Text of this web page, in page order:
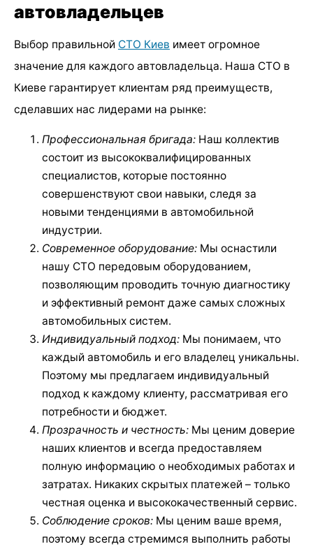
автовладельцев
Выбор правильной СТО Киев имеет огромное
значение для каждого автовладельца. Наша СТО в
Киеве гарантирует клиентам ряд преимуществ,
сделавших нас лидерами на рынке:
Профессиональная бригада: Наш коллектив
состоит из высококвалифицированных
специалистов, которые постоянно
совершенствуют свои навыки, следя за
новыми тенденциями в автомобильной
индустрии.
Современное оборудование: Мы оснастили
нашу СТО передовым оборудованием,
позволяющим проводить точную диагностику
и эффективный ремонт даже самых сложных
автомобильных систем.
Индивидуальный подход: Мы понимаем, что
каждый автомобиль и его владелец уникальны.
Поэтому мы предлагаем индивидуальный
подход к каждому клиенту, рассматривая его
потребности и бюджет.
Прозрачность и честность: Мы ценим доверие
наших клиентов и всегда предоставляем
полную информацию о необходимых работах и
затратах. Никаких скрытых платежей – только
честная оценка и высококачественный сервис.
Соблюдение сроков: Мы ценим ваше время,
поэтому всегда стремимся выполнить работы